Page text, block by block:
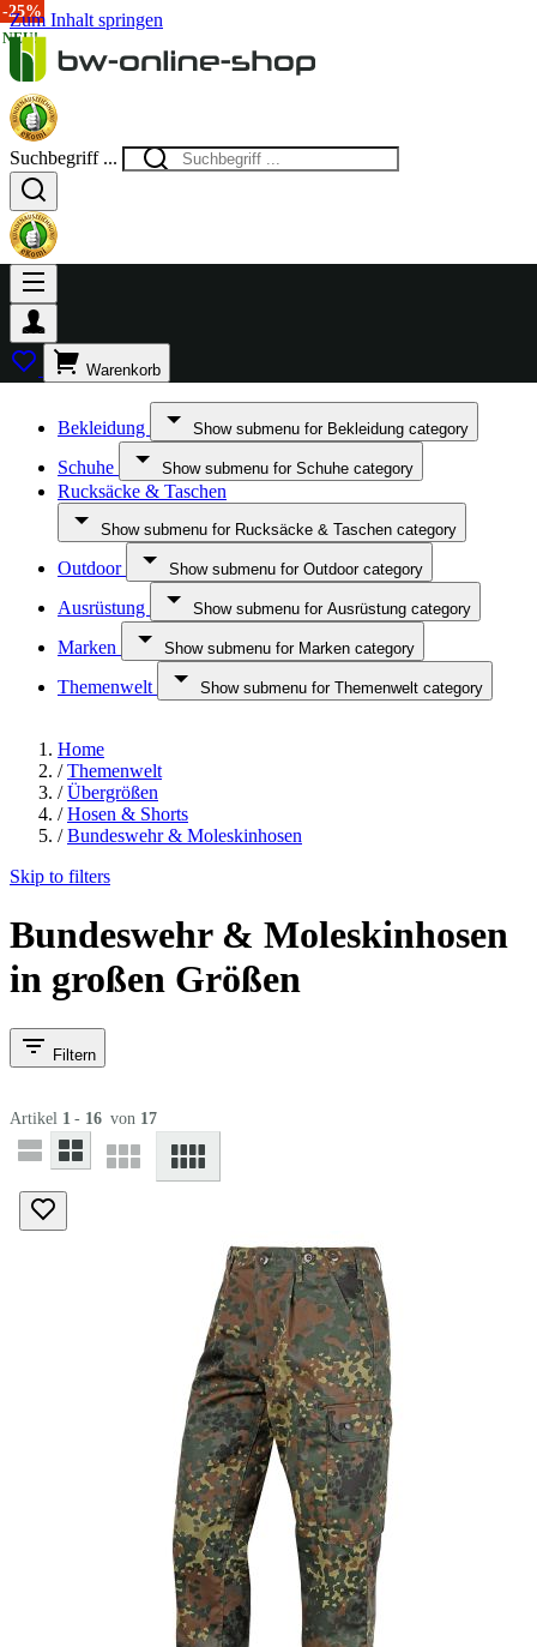
Zum Inhalt springen
Suchbegriff ...
Warenkorb
Bekleidung Show submenu for Bekleidung category
Schuhe Show submenu for Schuhe category
Rucksäcke & Taschen
Show submenu for Rucksäcke & Taschen category
Outdoor Show submenu for Outdoor category
Ausrüstung Show submenu for Ausrüstung category
Marken Show submenu for Marken category
Themenwelt Show submenu for Themenwelt category
Home
/ Themenwelt
/ Übergrößen
/ Hosen & Shorts
/ Bundeswehr & Moleskinhosen
Skip to filters
Bundeswehr & Moleskinhosen
in großen Größen
Filtern
Artikel 1 - 16 von 17
-20%
NEU!
-25%
-25%